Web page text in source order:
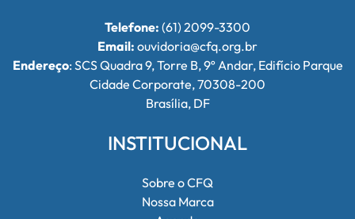
Telefone: (61) 2099-3300
Email: ouvidoria@cfq.org.br
Endereço: SCS Quadra 9, Torre B, 9º Andar, Edifício Parque
Cidade Corporate, 70308-200
Brasília, DF
INSTITUCIONAL
Sobre o CFQ
Nossa Marca